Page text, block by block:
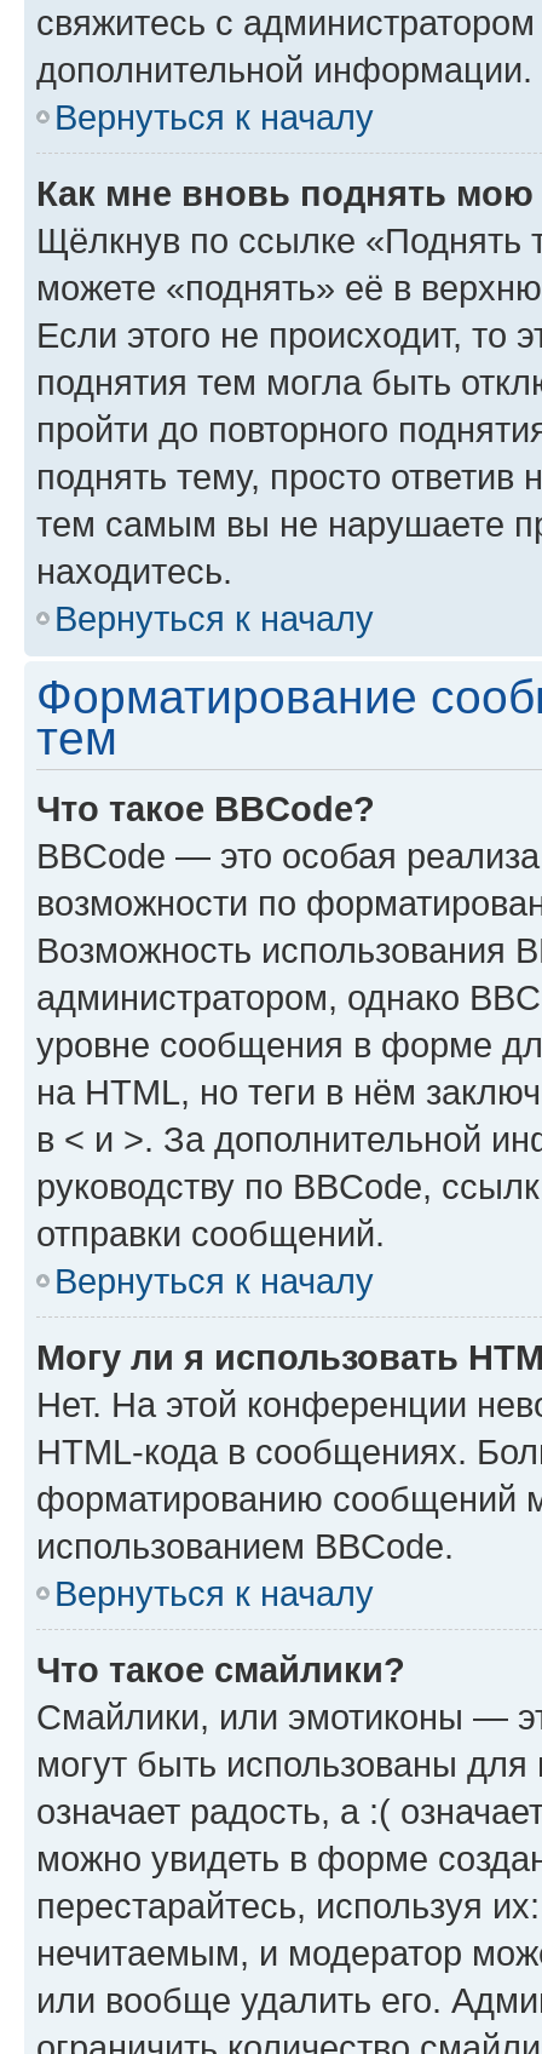
свяжитесь с
дополнительной информации.
Вернуться к началу
Как мне вновь поднять мою
Щёлкнув по ссылке «Поднять
можете «поднять» её в
Если этого не происходит, то
поднятия тем могла быть
пройти до повторного
поднять тему, просто ответив
тем самым вы не нарушаете
находитесь.
Вернуться к началу
Форматирование
тем
Что такое BBCode?
BBCode — это особая
возможности по
Возможность использования
администратором, однако
уровне сообщения в форме
на HTML, но теги в нём
в < и >. За дополнительной
руководству по BBCode,
отправки сообщений.
Вернуться к началу
Могу ли я использовать
Нет. На этой конференции
HTML-кода в сообщениях.
форматированию сообщений
использованием BBCode.
Вернуться к началу
Что такое смайлики?
Смайлики, или эмотиконы —
могут быть использованы
означает радость, а :(
можно увидеть в форме
перестарайтесь, используя
нечитаемым, и модератор
или вообще удалить его.